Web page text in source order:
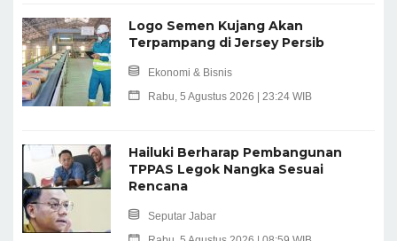
Logo Semen Kujang Akan
Terpampang di Jersey Persib
Ekonomi & Bisnis
Rabu, 5 Agustus 2026 | 23:24 WIB
Hailuki Berharap Pembangunan
TPPAS Legok Nangka Sesuai
Rencana
Seputar Jabar